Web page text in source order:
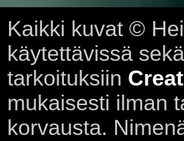
Kaikki kuvat ©
käytettävissä
tarkoituksiin
mukaisesti ilman
korvausta.